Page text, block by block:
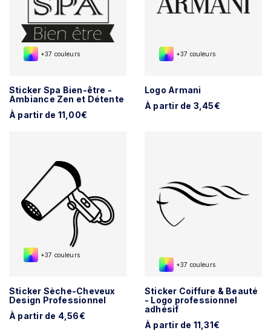
+37 couleurs
Sticker Spa Bien-être -
Ambiance Zen et Détente
À partir de 11,00€
+37 couleurs
Logo Armani
À partir de 3,45€
+37 couleurs
Sticker Sèche-Cheveux
Design Professionnel
À partir de 4,56€
+37 couleurs
Sticker Coiffure & Beauté
- Logo professionnel
adhésif
À partir de 11,31€